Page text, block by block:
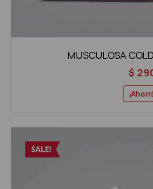
MUSCULOSA
$